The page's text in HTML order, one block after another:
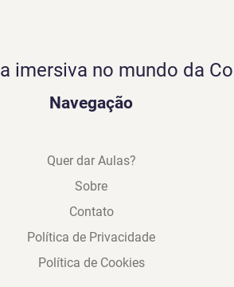
imersiva no mundo da
Navegação
Quer dar Aulas?
Sobre
Contato
Política de Privacidade
Política de Cookies